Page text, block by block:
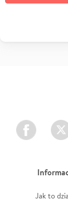
Facebook
Jak to